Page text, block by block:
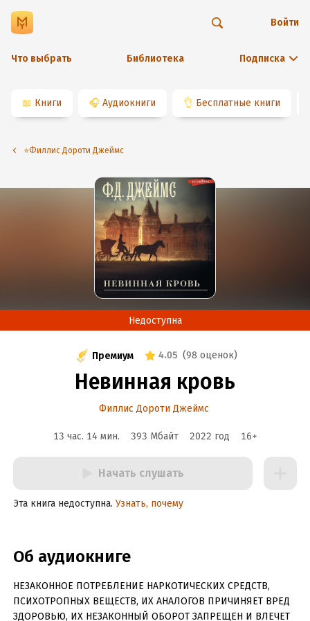
Что выбрать Библиотека Подписка
Войти
📖 Книги 🎧 Аудиокниги 👌 Бесплатные книги
⭐️Филлис Дороти Джеймс
Недоступна
Премиум 4.05 (98 оценок)
Невинная кровь
Филлис Дороти Джеймс
13 час. 14 мин. 393 Мбайт 2022 год 16+
Начать слушать
Эта книга недоступна. Узнать, почему
Об аудиокниге
НЕЗАКОННОЕ ПОТРЕБЛЕНИЕ НАРКОТИЧЕСКИХ СРЕДСТВ,
ПСИХОТРОПНЫХ ВЕЩЕСТВ, ИХ АНАЛОГОВ ПРИЧИНЯЕТ ВРЕД
ЗДОРОВЬЮ, ИХ НЕЗАКОННЫЙ ОБОРОТ ЗАПРЕЩЕН И ВЛЕЧЕТ